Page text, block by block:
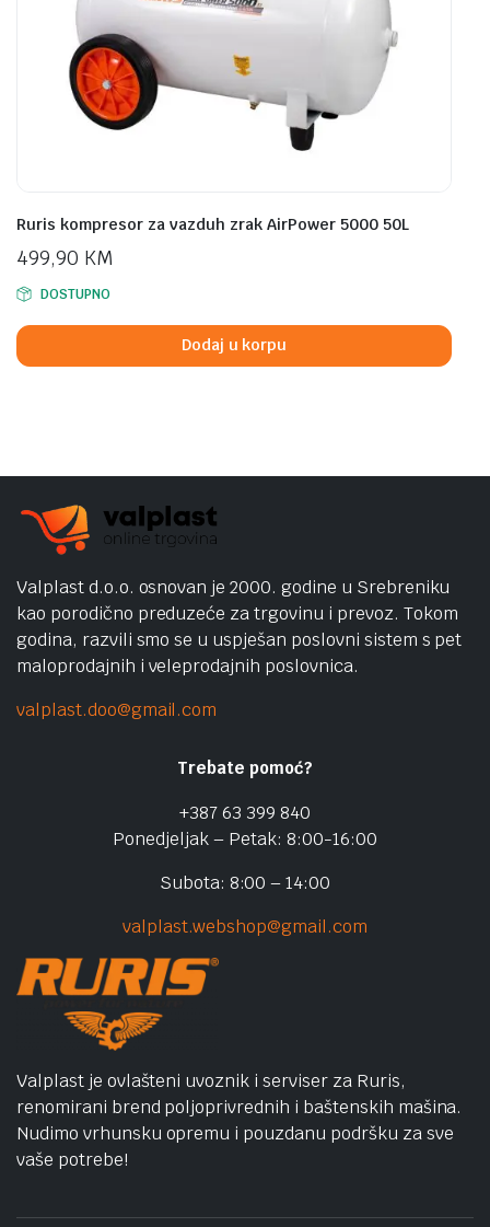
Ruris kompresor za vazduh zrak AirPower 5000 50L
499,90 KM
DOSTUPNO
Dodaj u korpu
Valplast d.o.o. osnovan je 2000. godine u Srebreniku
kao porodično preduzeće za trgovinu i prevoz. Tokom
godina, razvili smo se u uspješan poslovni sistem s pet
maloprodajnih i veleprodajnih poslovnica.
valplast.doo@gmail.com
Trebate pomoć?
+387 63 399 840
Ponedjeljak – Petak: 8:00-16:00
Subota: 8:00 – 14:00
valplast.webshop@gmail.com
Valplast je ovlašteni uvoznik i serviser za Ruris,
renomirani brend poljoprivrednih i baštenskih mašina.
Nudimo vrhunsku opremu i pouzdanu podršku za sve
vaše potrebe!